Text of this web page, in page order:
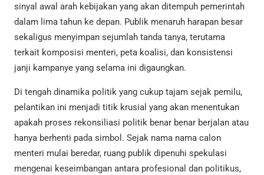
sinyal awal arah kebijakan yang akan ditempuh pemerintah
dalam lima tahun ke depan. Publik menaruh harapan besar
sekaligus menyimpan sejumlah tanda tanya, terutama
terkait komposisi menteri, peta koalisi, dan konsistensi
janji kampanye yang selama ini digaungkan.
Di tengah dinamika politik yang cukup tajam sejak pemilu,
pelantikan ini menjadi titik krusial yang akan menentukan
apakah proses rekonsiliasi politik benar benar berjalan atau
hanya berhenti pada simbol. Sejak nama nama calon
menteri mulai beredar, ruang publik dipenuhi spekulasi
mengenai keseimbangan antara profesional dan politikus,